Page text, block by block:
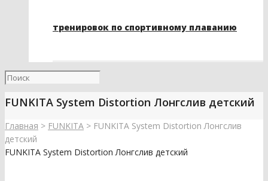
тренировок по спортивному плаванию
FUNKITA System Distortion Лонгслив детский
Главная > FUNKITA > FUNKITA System Distortion Лонгслив
детский
FUNKITA System Distortion Лонгслив детский